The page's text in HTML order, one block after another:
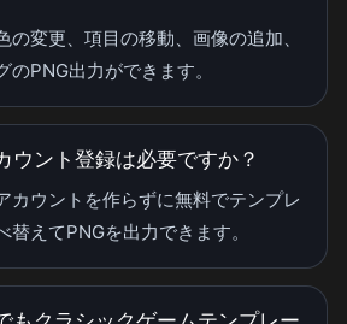
の変更、項目の移動、画像の追加、
のPNG出力ができます。
ウント登録は必要ですか？
カウントを作らずに無料でテンプレ
替えてPNGを出力できます。